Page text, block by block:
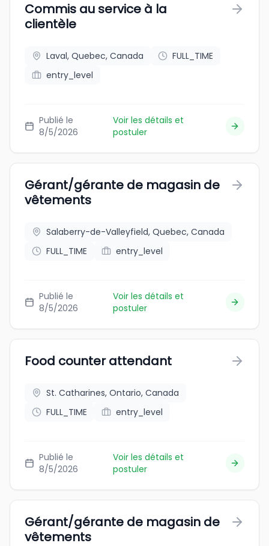
Commis au service à la
clientèle
Laval, Quebec, Canada
FULL_TIME
entry_level
Publié le
8/5/2026
Voir les détails et
postuler
Gérant/gérante de magasin de
vêtements
Salaberry-de-Valleyfield, Quebec, Canada
FULL_TIME
entry_level
Publié le
8/5/2026
Voir les détails et
postuler
Food counter attendant
St. Catharines, Ontario, Canada
FULL_TIME
entry_level
Publié le
8/5/2026
Voir les détails et
postuler
Gérant/gérante de magasin de
vêtements